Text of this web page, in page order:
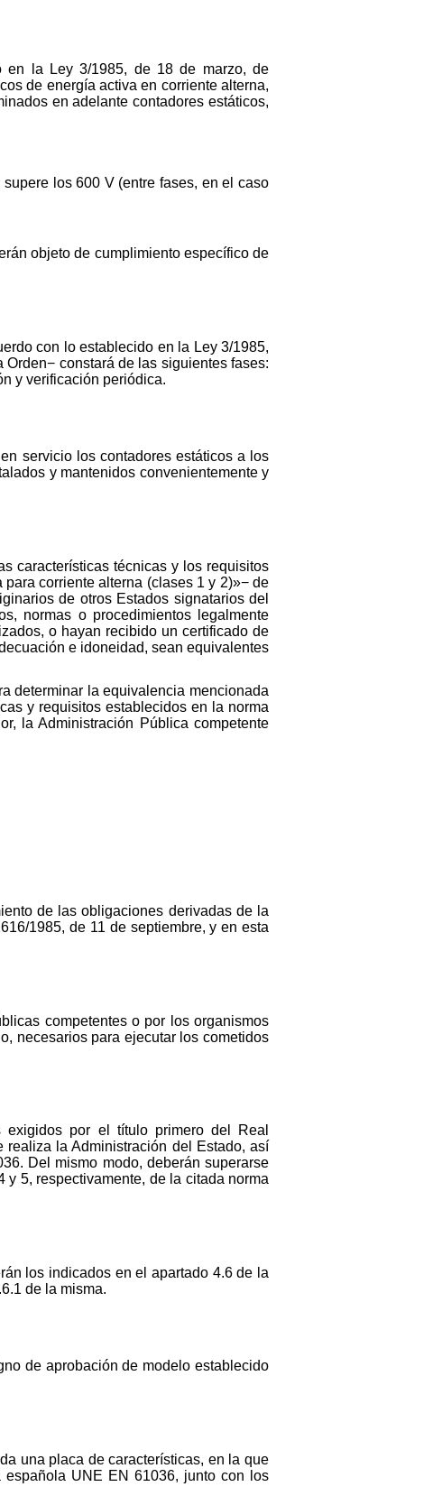
en la Ley 3/1985, de 18 de marzo, de
de energía activa en corriente alterna,
en adelante contadores estáticos,
los 600 V (entre fases, en el caso
objeto de cumplimiento específico de
con lo establecido en la Ley 3/1985,
constará de las siguientes fases:
y verificación periódica.
servicio los contadores estáticos a los
y mantenidos convenientemente y
características técnicas y los requisitos
corriente alterna (clases 1 y 2)»− de
de otros Estados signatarios del
normas o procedimientos legalmente
o hayan recibido un certificado de
e idoneidad, sean equivalentes
determinar la equivalencia mencionada
y requisitos establecidos en la norma
la Administración Pública competente
de las obligaciones derivadas de la
1985, de 11 de septiembre, y en esta
competentes o por los organismos
necesarios para ejecutar los cometidos
exigidos por el título primero del Real
realiza la Administración del Estado, así
Del mismo modo, deberán superarse
5, respectivamente, de la citada norma
los indicados en el apartado 4.6 de la
de la misma.
de aprobación de modelo establecido
una placa de características, en la que
UNE EN 61036, junto con los